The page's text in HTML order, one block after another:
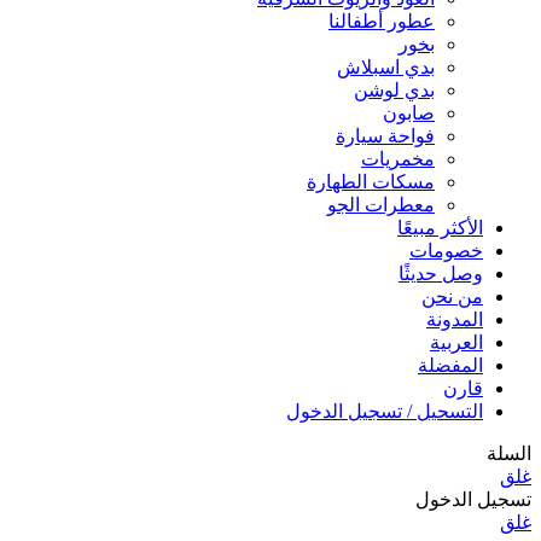
عطور أطفالنا
بخور
بدي اسبلاش
بدي لوشن
صابون
فواحة سيارة
مخمريات
مسكات الطهارة
معطرات الجو
الأكثر مبيعًا
خصومات
وصل حديثًا
من نحن
المدونة
العربية
المفضلة
قارن
التسحيل / تسجيل الدخول
السلة
غلق
تسجيل الدخول
غلق